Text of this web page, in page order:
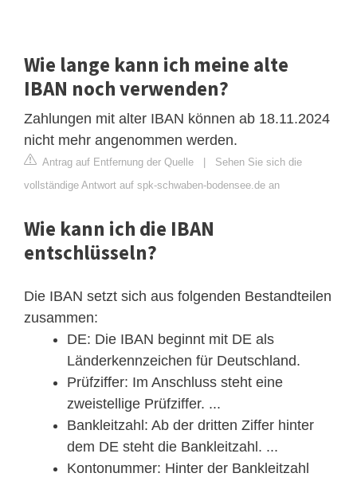
Wie lange kann ich meine alte
IBAN noch verwenden?
Zahlungen mit alter IBAN können ab 18.11.2024
nicht mehr angenommen werden.
Antrag auf Entfernung der Quelle | Sehen Sie sich die
vollständige Antwort auf spk-schwaben-bodensee.de an
Wie kann ich die IBAN
entschlüsseln?
Die IBAN setzt sich aus folgenden Bestandteilen
zusammen:
DE: Die IBAN beginnt mit DE als
Länderkennzeichen für Deutschland.
Prüfziffer: Im Anschluss steht eine
zweistellige Prüfziffer. ...
Bankleitzahl: Ab der dritten Ziffer hinter
dem DE steht die Bankleitzahl. ...
Kontonummer: Hinter der Bankleitzahl